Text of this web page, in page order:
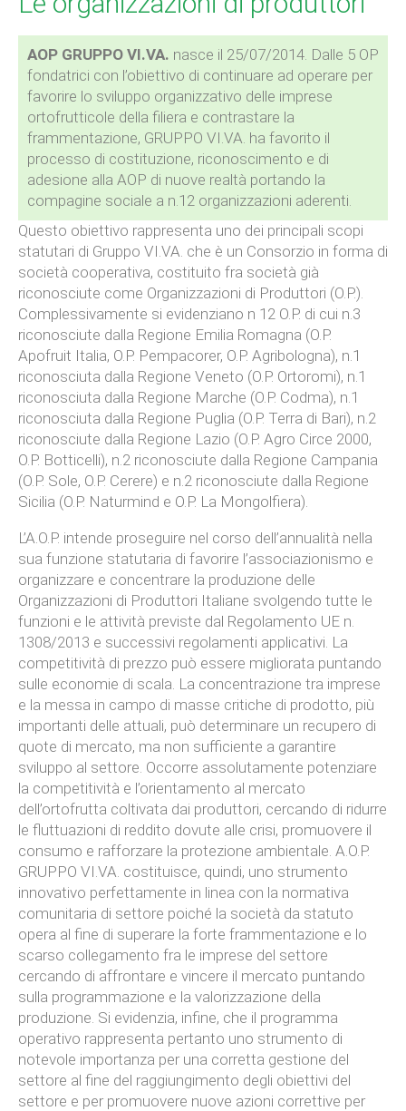
AOP GRUPPO VI.VA. nasce il 25/07/2014. Dalle 5 OP
fondatrici con l’obiettivo di continuare ad operare per
favorire lo sviluppo organizzativo delle imprese
ortofrutticole della filiera e contrastare la
frammentazione, GRUPPO VI.VA. ha favorito il
processo di costituzione, riconoscimento e di
adesione alla AOP di nuove realtà portando la
compagine sociale a n.12 organizzazioni aderenti.
Questo obiettivo rappresenta uno dei principali scopi
statutari di Gruppo VI.VA. che è un Consorzio in forma di
società cooperativa, costituito fra società già
riconosciute come Organizzazioni di Produttori (O.P.).
Complessivamente si evidenziano n 12 O.P. di cui n.3
riconosciute dalla Regione Emilia Romagna (O.P.
Apofruit Italia, O.P. Pempacorer, O.P. Agribologna), n.1
riconosciuta dalla Regione Veneto (O.P. Ortoromi), n.1
riconosciuta dalla Regione Marche (O.P. Codma), n.1
riconosciuta dalla Regione Puglia (O.P. Terra di Bari), n.2
riconosciute dalla Regione Lazio (O.P. Agro Circe 2000,
O.P. Botticelli), n.2 riconosciute dalla Regione Campania
(O.P. Sole, O.P. Cerere) e n.2 riconosciute dalla Regione
Sicilia (O.P. Naturmind e O.P. La Mongolfiera).
L’A.O.P. intende proseguire nel corso dell’annualità nella
sua funzione statutaria di favorire l’associazionismo e
organizzare e concentrare la produzione delle
Organizzazioni di Produttori Italiane svolgendo tutte le
funzioni e le attività previste dal Regolamento UE n.
1308/2013 e successivi regolamenti applicativi. La
competitività di prezzo può essere migliorata puntando
sulle economie di scala. La concentrazione tra imprese
e la messa in campo di masse critiche di prodotto, più
importanti delle attuali, può determinare un recupero di
quote di mercato, ma non sufficiente a garantire
sviluppo al settore. Occorre assolutamente potenziare
la competitività e l’orientamento al mercato
dell’ortofrutta coltivata dai produttori, cercando di ridurre
le fluttuazioni di reddito dovute alle crisi, promuovere il
consumo e rafforzare la protezione ambientale. A.O.P.
GRUPPO VI.VA. costituisce, quindi, uno strumento
innovativo perfettamente in linea con la normativa
comunitaria di settore poiché la società da statuto
opera al fine di superare la forte frammentazione e lo
scarso collegamento fra le imprese del settore
cercando di affrontare e vincere il mercato puntando
sulla programmazione e la valorizzazione della
produzione. Si evidenzia, infine, che il programma
operativo rappresenta pertanto uno strumento di
notevole importanza per una corretta gestione del
settore al fine del raggiungimento degli obiettivi del
settore e per promuovere nuove azioni correttive per